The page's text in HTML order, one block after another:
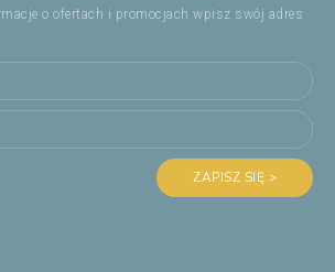
o ofertach i promocjach wpisz swój adres
ZAPISZ SIĘ >